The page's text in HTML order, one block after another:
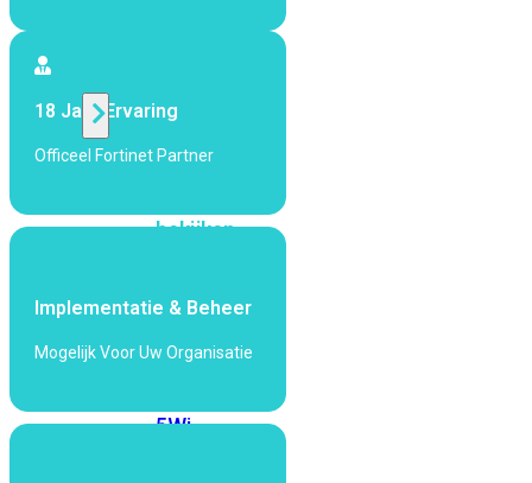
Alle
bekijken
Fi
5Wi-
18 Jaar Ervaring
Officeel Fortinet Partner
Implementatie & Beheer
Mogelijk Voor Uw Organisatie